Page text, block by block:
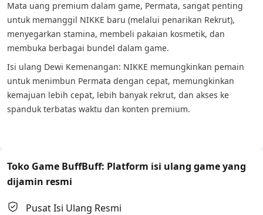
Mata uang premium dalam game, Permata, sangat penting
untuk memanggil NIKKE baru (melalui penarikan Rekrut),
menyegarkan stamina, membeli pakaian kosmetik, dan
membuka berbagai bundel dalam game.
Isi ulang Dewi Kemenangan: NIKKE memungkinkan pemain
untuk menimbun Permata dengan cepat, memungkinkan
kemajuan lebih cepat, lebih banyak rekrut, dan akses ke
spanduk terbatas waktu dan konten premium.
Toko Game BuffBuff: Platform isi ulang game yang
dijamin resmi
Pusat Isi Ulang Resmi